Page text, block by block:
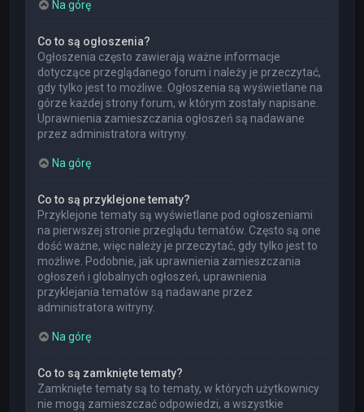
Na górę
Co to są ogłoszenia?
Ogłoszenia często zawierają ważne informacje
dotyczące przeglądanego forum i należy je przeczytać,
gdy tylko jest to możliwe. Ogłoszenia są wyświetlane na
górze każdej strony forum, w którym zostały napisane.
Uprawnienia zamieszczania ogłoszeń są nadawane
przez administratora witryny.
Na górę
Co to są przyklejone tematy?
Przyklejone tematy są wyświetlane pod ogłoszeniami
na pierwszej stronie przeglądu tematów. Często są one
dość ważne, więc należy je przeczytać, gdy tylko jest to
możliwe. Podobnie, jak uprawnienia zamieszczania
ogłoszeń i globalnych ogłoszeń, uprawnienia
przyklejania tematów są nadawane przez
administratora witryny.
Na górę
Co to są zamknięte tematy?
Zamknięte tematy są to tematy, w których użytkownicy
nie mogą zamieszczać odpowiedzi, a wszystkie